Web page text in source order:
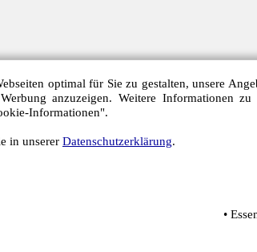
optimal für Sie zu gestalten, unsere
anzuzeigen. Weitere Informationen zu
Informationen".
in unserer Datenschutzerklärung.
•